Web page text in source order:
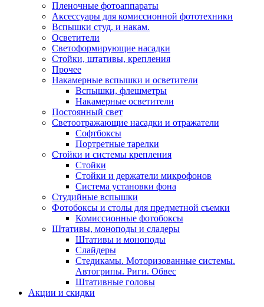
Пленочные фотоаппараты
Аксессуары для комиссионной фототехники
Вспышки студ. и накам.
Осветители
Светоформирующие насадки
Стойки, штативы, крепления
Прочее
Накамерные вспышки и осветители
Вспышки, флешметры
Накамерные осветители
Постоянный свет
Светоотражающие насадки и отражатели
Софтбоксы
Портретные тарелки
Стойки и системы крепления
Стойки
Стойки и держатели микрофонов
Система установки фона
Студийные вспышки
Фотобоксы и столы для предметной съемки
Комиссионные фотобоксы
Штативы, моноподы и сладеры
Штативы и моноподы
Слайдеры
Стедикамы. Моторизованные системы.
Автогрипы. Риги. Обвес
Штативные головы
Акции и скидки